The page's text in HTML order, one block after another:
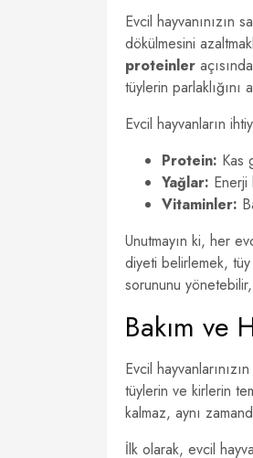
Evcil hayvanınızın
dökülmesini
proteinler
tüylerin parlaklığını
Evcil hayvanların
Protein: Kas
Yağlar: Enerji
Vitaminler:
Unutmayın ki, her
diyeti belirlemek,
sorununu
Bakım ve
Evcil
tüylerin ve kirlerin
kalmaz, aynı
İlk olarak, evcil